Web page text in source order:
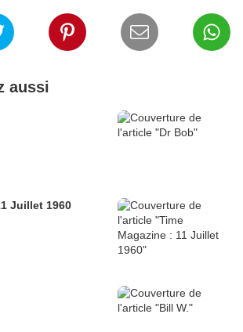
aussi
Juillet 1960